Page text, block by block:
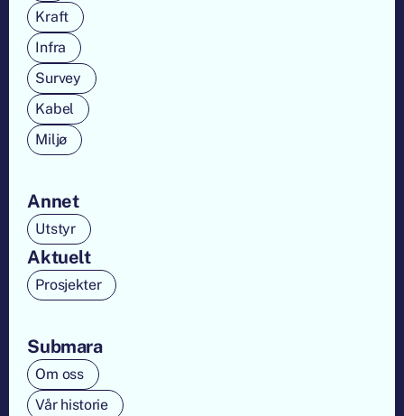
Kraft
Infra
Survey
Kabel
Miljø
Annet
Utstyr
Aktuelt
Prosjekter
Submara
Om oss
Vår historie